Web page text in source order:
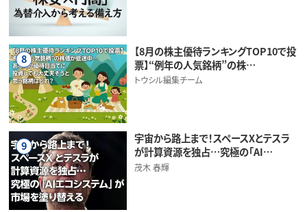
8
【8月の株主優待ランキングTOP10で投
票】“例年の人気銘柄”の株…
トウシル編集チーム
9
宇宙から路上まで！スペースXとテスラ
が計算資源を独占…究極の「AI…
茂木 春輝